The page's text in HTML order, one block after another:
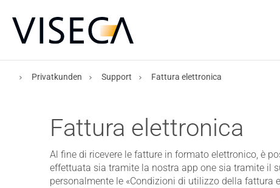
Privatkunden Support Fattura elettronica
Fattura elettronica
Al fine di ricevere le fatture in formato elettronico, è
effettuata sia tramite la nostra app one sia tramite il
personalmente le «Condizioni di utilizzo della fattura